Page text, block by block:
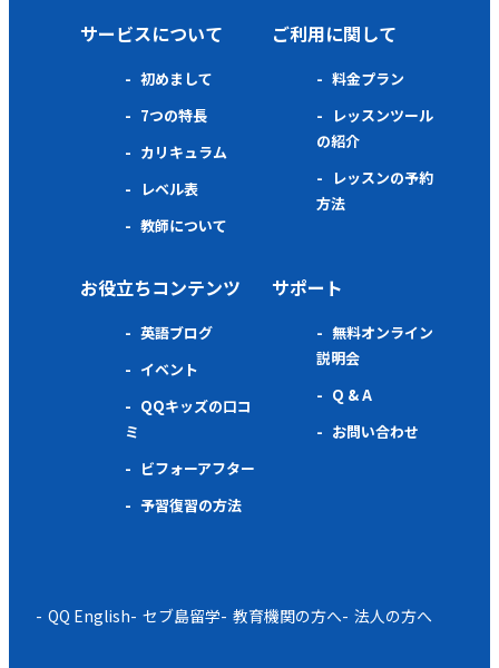
サービスについて
初めまして
7つの特長
カリキュラム
レベル表
教師について
ご利用に関して
料金プラン
レッスンツール
の紹介
レッスンの予約
方法
お役立ちコンテンツ
英語ブログ
イベント
QQキッズの口コ
ミ
ビフォーアフター
予習復習の方法
サポート
無料オンライン
説明会
Q & A
お問い合わせ
QQ English セブ島留学 教育機関の方へ 法人の方へ